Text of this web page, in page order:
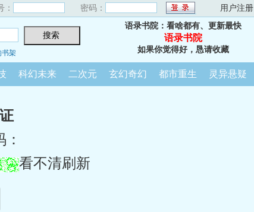
： 密码： 用户注册
书架
语录书院：看啥都有、更新最快
语录书院
如果你觉得好，恳请收藏
科幻未来 二次元 玄幻奇幻 都市重生 灵异悬疑
看不清刷新